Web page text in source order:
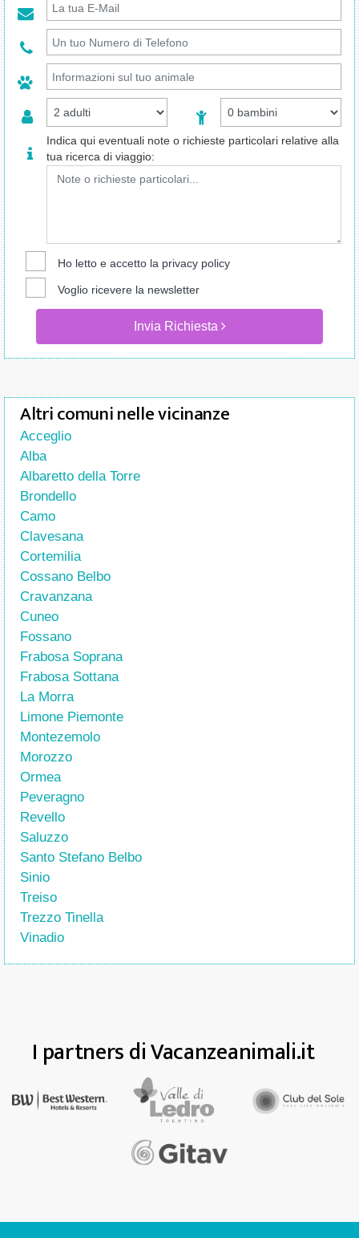
Indica qui eventuali note o richieste particolari relative alla
tua ricerca di viaggio:
Ho letto e accetto la privacy policy
Voglio ricevere la newsletter
Invia Richiesta
Altri comuni nelle vicinanze
Acceglio
Alba
Albaretto della Torre
Brondello
Camo
Clavesana
Cortemilia
Cossano Belbo
Cravanzana
Cuneo
Fossano
Frabosa Soprana
Frabosa Sottana
La Morra
Limone Piemonte
Montezemolo
Morozzo
Ormea
Peveragno
Revello
Saluzzo
Santo Stefano Belbo
Sinio
Treiso
Trezzo Tinella
Vinadio
I partners di Vacanzeanimali.it